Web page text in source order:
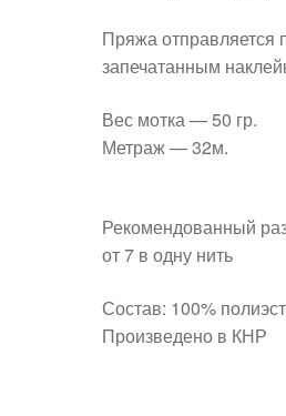
Пряжа отправляется
запечатанным
Вес мотка — 50 гр.
Метраж — 32м.
Рекомендованный
от 7 в одну нить
Состав: 100%
Произведено в КНР